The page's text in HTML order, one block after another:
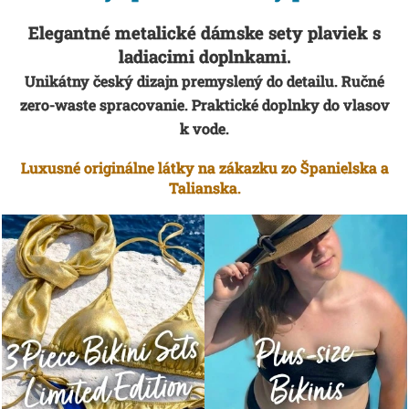
J
E
N
E
,
K
T
O
R
É
R
O
Z
Elegantné metalické dámske sety plaviek s
ladiacimi doplnkami.
Unikátny český dizajn premyslený do detailu. Ručné
zero-waste spracovanie. Praktické doplnky do vlasov
k vode.
Luxusné originálne látky na zákazku zo Španielska a
Talianska.
á
s
ť
?
HĽADAŤ
O
d
p
o
r
ú